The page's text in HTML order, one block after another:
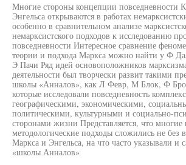
Многие стороны концепции повседневности
Энгельса открываются в работах
особенно в сравнительном анализе
немарксистского подходов к исследованию
повседневности Интересное сравнение
теории и подхода Маркса можно найти у Ф
Э Пачи Ряд идей основоположников
деятельности был творчески развит такими
школы «Анналов», как Л Февр, М Блок, Ф
которые исследовали повседневность
географическими, экономическими,
политическими, культурными и социально-
сторонами жизни Представляется, что многие
методологические подходы сложились не без
Маркса и Энгельса, на что часто указывали и
«школы Анналов»